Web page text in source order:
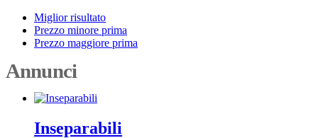
Miglior risultato
Prezzo minore prima
Prezzo maggiore prima
Annunci
Inseparabili